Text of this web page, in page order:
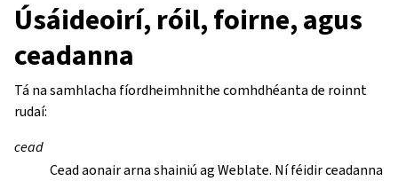
Úsáideoirí, róil, foirne, agus
ceadanna
Tá na samhlacha fíordheimhnithe comhdhéanta de roinnt
rudaí:
cead
Cead aonair arna shainiú ag Weblate. Ní féidir ceadanna